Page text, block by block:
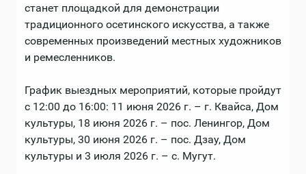
станет площадкой для демонстрации
традиционного осетинского искусства, а также
современных произведений местных художников
и ремесленников.
График выездных мероприятий, которые пройдут
с 12:00 до 16:00: 11 июня 2026 г. – г. Квайса, Дом
культуры, 18 июня 2026 г. – пос. Ленингор, Дом
культуры, 30 июня 2026 г. – пос. Дзау, Дом
культуры и 3 июля 2026 г. – с. Мугут.